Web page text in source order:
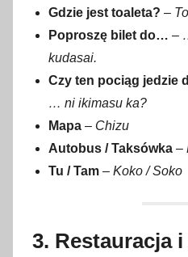
Gdzie jest toaleta? –
Poproszę bilet do… –
kudasai.
Czy ten pociąg jedzie
… ni ikimasu ka?
Mapa – Chizu
Autobus / Taksówka –
Tu / Tam – Koko / Soko
3. Restauracja